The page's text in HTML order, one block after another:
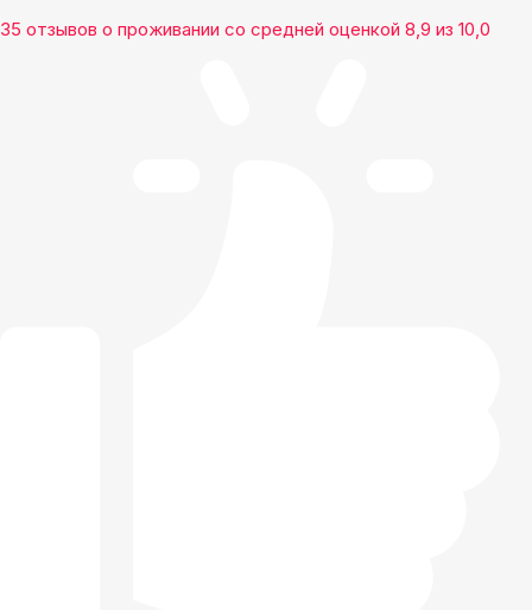
35 отзывов о проживании со средней оценкой 8,9 из 10,0